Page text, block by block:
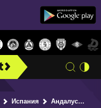
Испания Андалусия с 5 отбора в Ла Лига, но за пръв път от 95 години без нито един в Ла Лига 2